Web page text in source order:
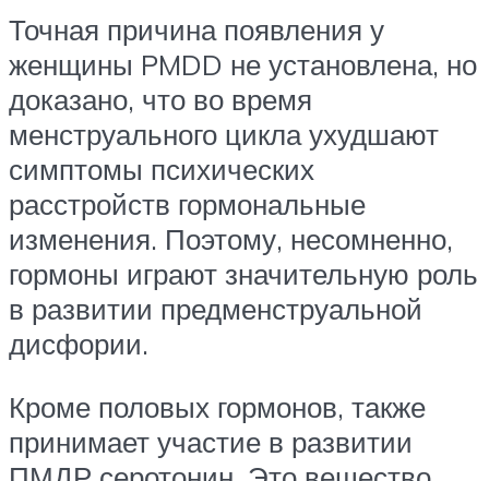
Точная причина появления у
женщины PMDD не установлена, но
доказано, что во время
менструального цикла ухудшают
симптомы психических
расстройств гормональные
изменения. Поэтому, несомненно,
гормоны играют значительную роль
в развитии предменструальной
дисфории.
Кроме половых гормонов, также
принимает участие в развитии